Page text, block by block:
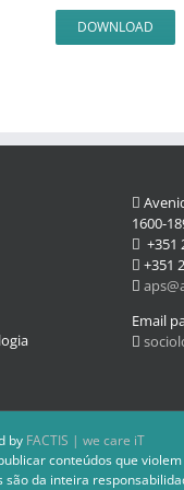
DOWNLOAD
1600-
+351
+351
Email
by FACTIS | we care iT
conteúdos que
da inteira